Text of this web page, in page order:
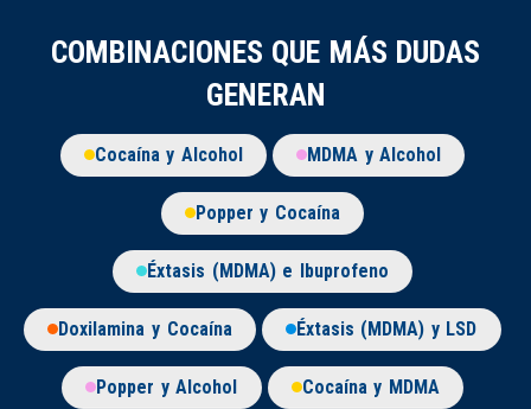
COMBINACIONES QUE MÁS DUDAS
GENERAN
Cocaína y Alcohol MDMA y Alcohol
Popper y Cocaína
Éxtasis (MDMA) e Ibuprofeno
Doxilamina y Cocaína Éxtasis (MDMA) y LSD
Popper y Alcohol Cocaína y MDMA